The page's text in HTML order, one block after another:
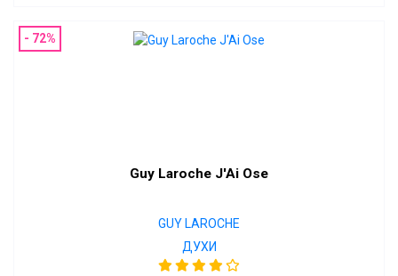
- 72%
Guy Laroche J'Ai Ose
GUY LAROCHE
ДУХИ